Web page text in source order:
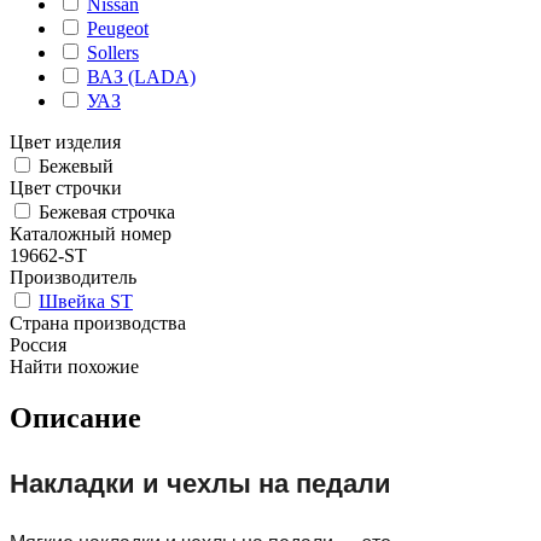
Peugeot
Sollers
ВАЗ (LADA)
УАЗ
Цвет изделия
Бежевый
Цвет строчки
Бежевая строчка
Каталожный номер
19662-ST
Производитель
Швейка ST
Страна производства
Россия
Найти похожие
Описание
Накладки и чехлы на педали